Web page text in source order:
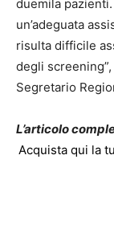
duemila
un’adeguata
risulta difficile
degli
Segretario
L’articolo
Acquista qui la